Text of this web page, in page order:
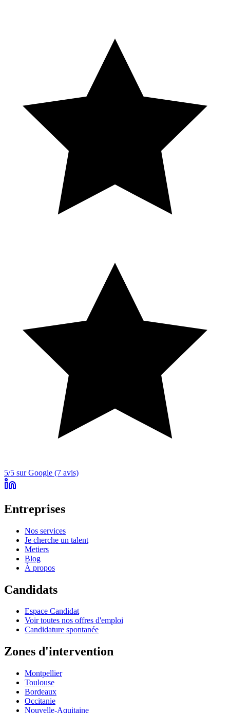
5/5 sur Google (7 avis)
Entreprises
Nos services
Je cherche un talent
Metiers
Blog
À propos
Candidats
Espace Candidat
Voir toutes nos offres d'emploi
Candidature spontanée
Zones d'intervention
Montpellier
Toulouse
Bordeaux
Occitanie
Nouvelle-Aquitaine